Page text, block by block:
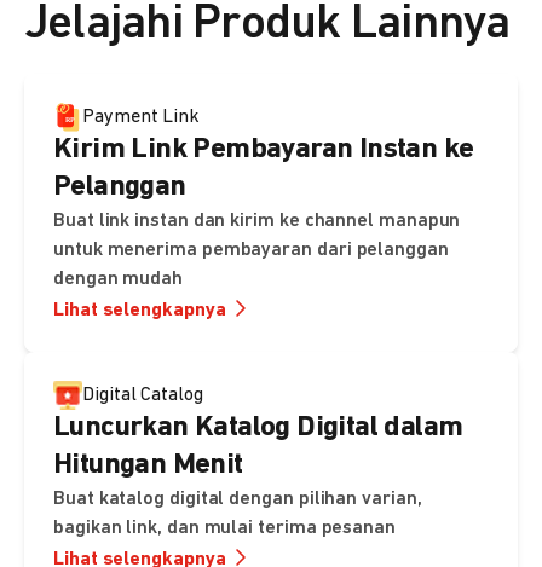
Jelajahi Produk Lainnya
Payment Link
Kirim Link Pembayaran Instan ke
Pelanggan
Buat link instan dan kirim ke channel manapun
untuk menerima pembayaran dari pelanggan
dengan mudah
Lihat selengkapnya
Digital Catalog
Luncurkan Katalog Digital dalam
Hitungan Menit
Buat katalog digital dengan pilihan varian,
bagikan link, dan mulai terima pesanan
Lihat selengkapnya